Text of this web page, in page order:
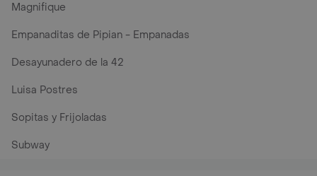
Magnifique
Empanaditas de Pipian - Empanadas
Desayunadero de la 42
Luisa Postres
Sopitas y Frijoladas
Subway